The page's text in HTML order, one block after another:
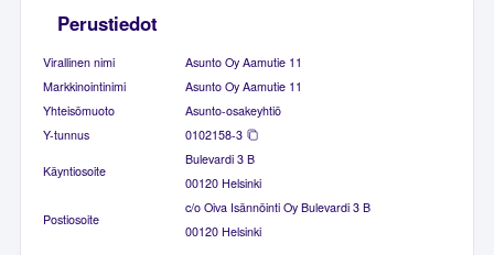
Perustiedot
Virallinen nimi
Asunto Oy Aamutie 11
Markkinointinimi
Asunto Oy Aamutie 11
Yhteisömuoto
Asunto-osakeyhtiö
Y-tunnus
0102158-3
Käyntiosoite
Bulevardi 3 B
00120 Helsinki
Postiosoite
c/o Oiva Isännöinti Oy Bulevardi 3 B
00120 Helsinki